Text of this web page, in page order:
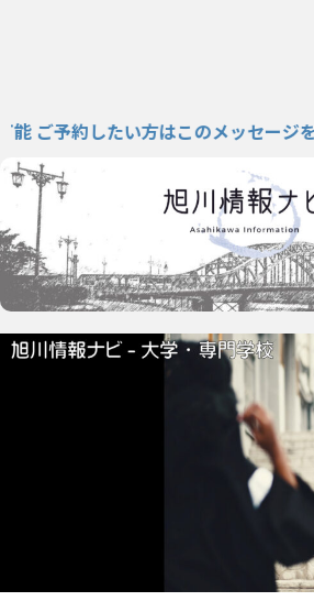
約したい方はこのメッセージをクリ